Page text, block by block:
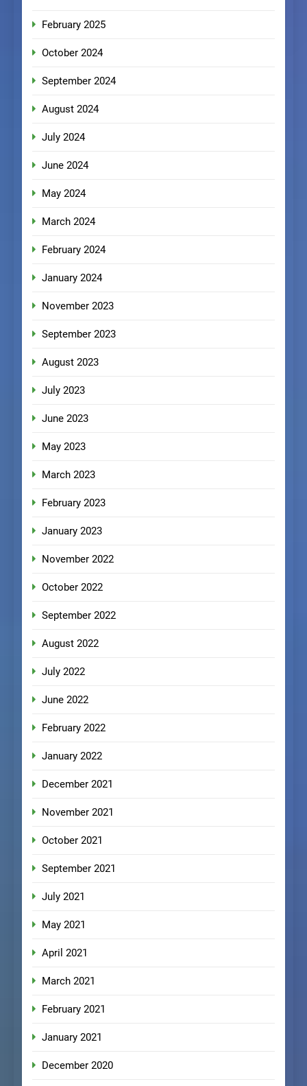
February 2025
October 2024
September 2024
August 2024
July 2024
June 2024
May 2024
March 2024
February 2024
January 2024
November 2023
September 2023
August 2023
July 2023
June 2023
May 2023
March 2023
February 2023
January 2023
November 2022
October 2022
September 2022
August 2022
July 2022
June 2022
February 2022
January 2022
December 2021
November 2021
October 2021
September 2021
July 2021
May 2021
April 2021
March 2021
February 2021
January 2021
December 2020